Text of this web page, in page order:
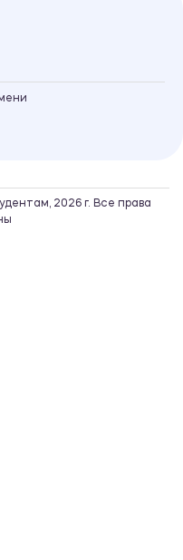
2026 г. Все права